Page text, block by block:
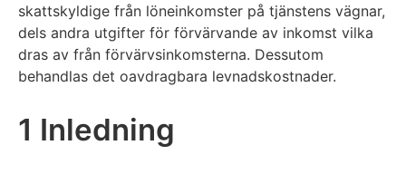
skattskyldige från löneinkomster på tjänstens vägnar,
dels andra utgifter för förvärvande av inkomst vilka
dras av från förvärvsinkomsterna. Dessutom
behandlas det oavdragbara levnadskostnader.
1 Inledning